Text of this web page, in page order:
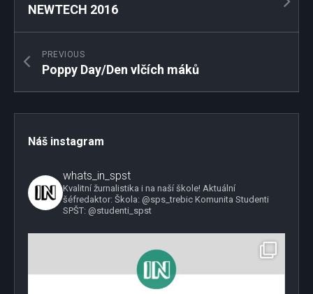
NEWTECH 2016
PREVIOUS
Poppy Day/Den vlčích máků
Náš instagram
whats_in_spst
Kvalitní žurnalistika i na naší škole! Aktuální
šéfredaktor: Škola: @sps_trebic Komunita Studenti
SPŠT: @studenti_spst